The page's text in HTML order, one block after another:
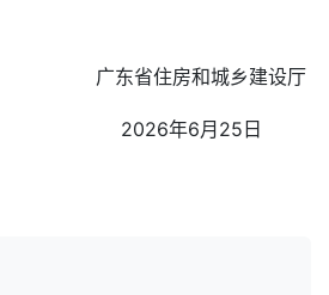
广东省住房和城乡建设厅
2026年6月25日